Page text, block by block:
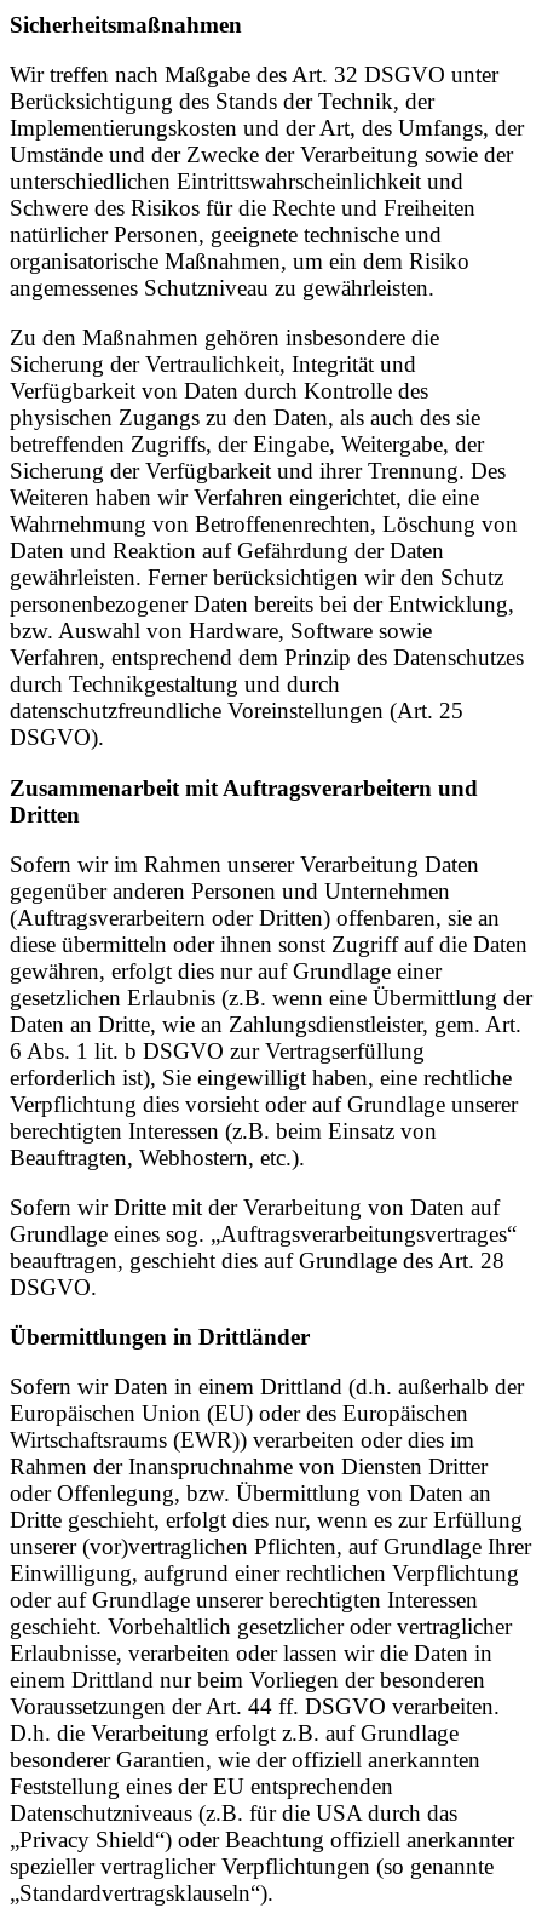
Sicherheitsmaßnahmen
Wir treffen nach Maßgabe des Art. 32 DSGVO unter
Berücksichtigung des Stands der Technik, der
Implementierungskosten und der Art, des Umfangs, der
Umstände und der Zwecke der Verarbeitung sowie der
unterschiedlichen Eintrittswahrscheinlichkeit und
Schwere des Risikos für die Rechte und Freiheiten
natürlicher Personen, geeignete technische und
organisatorische Maßnahmen, um ein dem Risiko
angemessenes Schutzniveau zu gewährleisten.
Zu den Maßnahmen gehören insbesondere die
Sicherung der Vertraulichkeit, Integrität und
Verfügbarkeit von Daten durch Kontrolle des
physischen Zugangs zu den Daten, als auch des sie
betreffenden Zugriffs, der Eingabe, Weitergabe, der
Sicherung der Verfügbarkeit und ihrer Trennung. Des
Weiteren haben wir Verfahren eingerichtet, die eine
Wahrnehmung von Betroffenenrechten, Löschung von
Daten und Reaktion auf Gefährdung der Daten
gewährleisten. Ferner berücksichtigen wir den Schutz
personenbezogener Daten bereits bei der Entwicklung,
bzw. Auswahl von Hardware, Software sowie
Verfahren, entsprechend dem Prinzip des Datenschutzes
durch Technikgestaltung und durch
datenschutzfreundliche Voreinstellungen (Art. 25
DSGVO).
Zusammenarbeit mit Auftragsverarbeitern und
Dritten
Sofern wir im Rahmen unserer Verarbeitung Daten
gegenüber anderen Personen und Unternehmen
(Auftragsverarbeitern oder Dritten) offenbaren, sie an
diese übermitteln oder ihnen sonst Zugriff auf die Daten
gewähren, erfolgt dies nur auf Grundlage einer
gesetzlichen Erlaubnis (z.B. wenn eine Übermittlung der
Daten an Dritte, wie an Zahlungsdienstleister, gem. Art.
6 Abs. 1 lit. b DSGVO zur Vertragserfüllung
erforderlich ist), Sie eingewilligt haben, eine rechtliche
Verpflichtung dies vorsieht oder auf Grundlage unserer
berechtigten Interessen (z.B. beim Einsatz von
Beauftragten, Webhostern, etc.).
Sofern wir Dritte mit der Verarbeitung von Daten auf
Grundlage eines sog. „Auftragsverarbeitungsvertrages“
beauftragen, geschieht dies auf Grundlage des Art. 28
DSGVO.
Übermittlungen in Drittländer
Sofern wir Daten in einem Drittland (d.h. außerhalb der
Europäischen Union (EU) oder des Europäischen
Wirtschaftsraums (EWR)) verarbeiten oder dies im
Rahmen der Inanspruchnahme von Diensten Dritter
oder Offenlegung, bzw. Übermittlung von Daten an
Dritte geschieht, erfolgt dies nur, wenn es zur Erfüllung
unserer (vor)vertraglichen Pflichten, auf Grundlage Ihrer
Einwilligung, aufgrund einer rechtlichen Verpflichtung
oder auf Grundlage unserer berechtigten Interessen
geschieht. Vorbehaltlich gesetzlicher oder vertraglicher
Erlaubnisse, verarbeiten oder lassen wir die Daten in
einem Drittland nur beim Vorliegen der besonderen
Voraussetzungen der Art. 44 ff. DSGVO verarbeiten.
D.h. die Verarbeitung erfolgt z.B. auf Grundlage
besonderer Garantien, wie der offiziell anerkannten
Feststellung eines der EU entsprechenden
Datenschutzniveaus (z.B. für die USA durch das
„Privacy Shield“) oder Beachtung offiziell anerkannter
spezieller vertraglicher Verpflichtungen (so genannte
„Standardvertragsklauseln“).